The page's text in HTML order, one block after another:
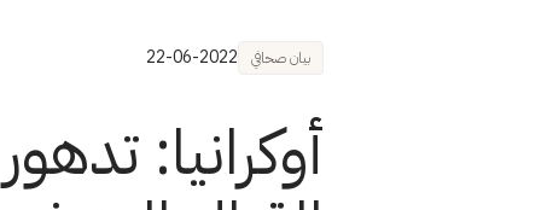
بيان صحافي 22-06-2022
أوكرانيا: